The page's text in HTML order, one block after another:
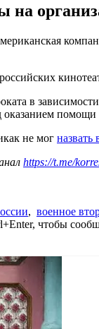
на
в
оказанием
не мог
https://t.me/
, военное
чтобы